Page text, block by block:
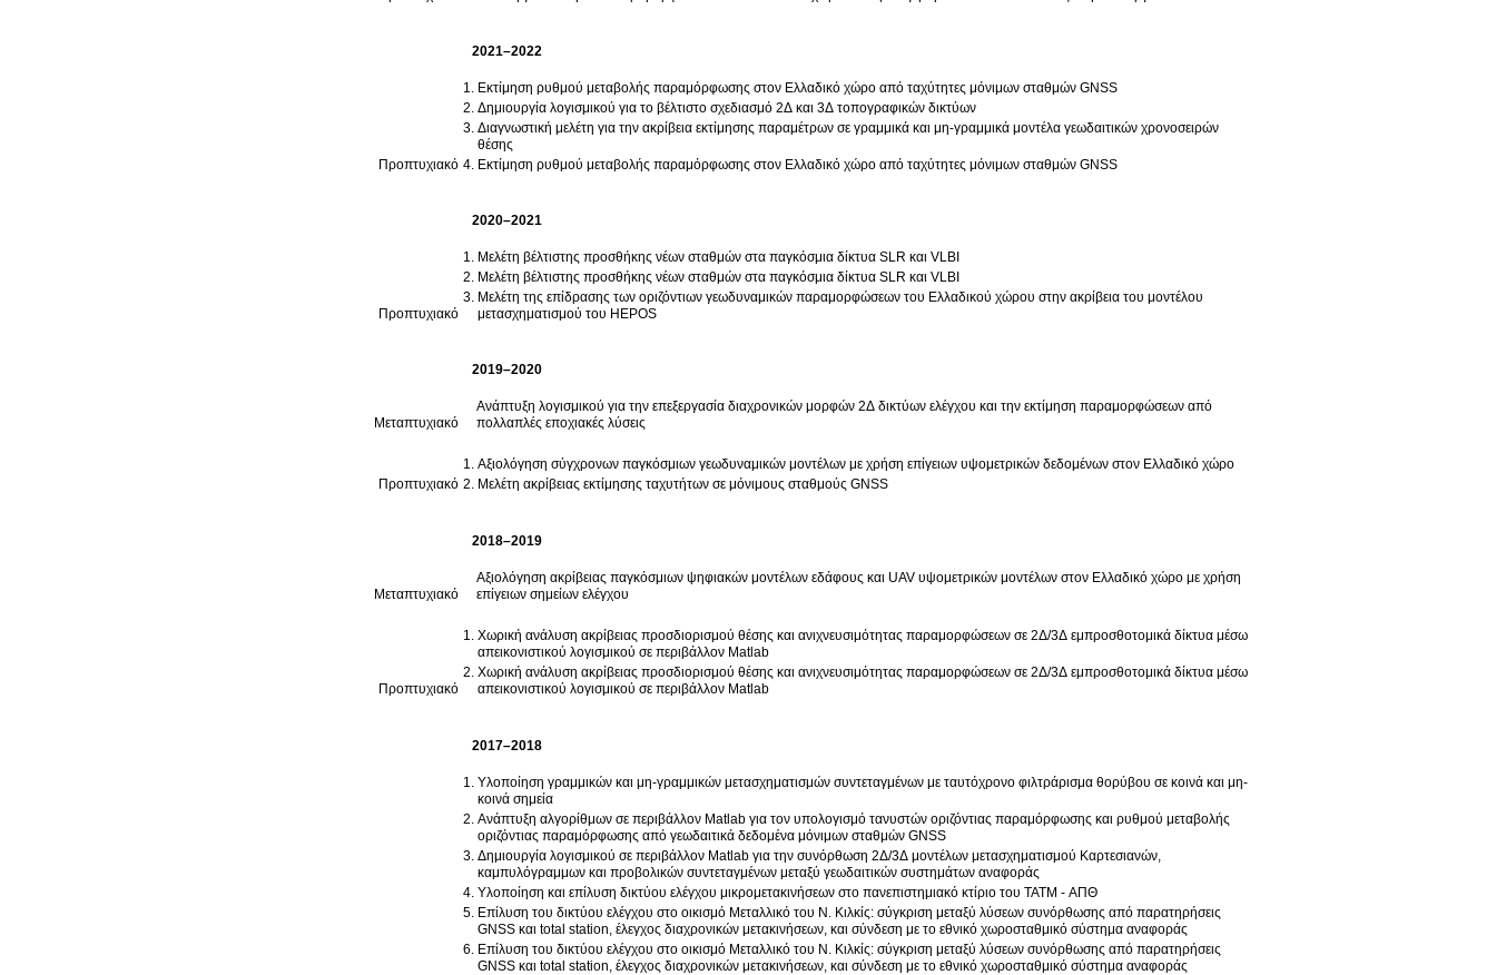
2021–2022
Προπτυχιακό
Εκτίμηση ρυθμού μεταβολής παραμόρφωσης στον Ελλαδικό χώρο από ταχύτητες μόνιμων σταθμών GNSS
Δημιουργία λογισμικού για το βέλτιστο σχεδιασμό 2Δ και 3Δ τοπογραφικών δικτύων
Διαγνωστική μελέτη για την ακρίβεια εκτίμησης παραμέτρων σε γραμμικά και μη-γραμμικά μοντέλα γεωδαιτικών χρονοσειρών
θέσης
Εκτίμηση ρυθμού μεταβολής παραμόρφωσης στον Ελλαδικό χώρο από ταχύτητες μόνιμων σταθμών GNSS
2020–2021
Προπτυχιακό
Μελέτη βέλτιστης προσθήκης νέων σταθμών στα παγκόσμια δίκτυα SLR και VLBI
Μελέτη βέλτιστης προσθήκης νέων σταθμών στα παγκόσμια δίκτυα SLR και VLBI
Μελέτη της επίδρασης των οριζόντιων γεωδυναμικών παραμορφώσεων του Ελλαδικού χώρου στην ακρίβεια του μοντέλου
μετασχηματισμού του HEPOS
2019–2020
Μεταπτυχιακό
Ανάπτυξη λογισμικού για την επεξεργασία διαχρονικών μορφών 2Δ δικτύων ελέγχου και την εκτίμηση παραμορφώσεων από
πολλαπλές εποχιακές λύσεις
Προπτυχιακό
Αξιολόγηση σύγχρονων παγκόσμιων γεωδυναμικών μοντέλων με χρήση επίγειων υψομετρικών δεδομένων στον Ελλαδικό χώρο
Μελέτη ακρίβειας εκτίμησης ταχυτήτων σε μόνιμους σταθμούς GNSS
2018–2019
Μεταπτυχιακό
Αξιολόγηση ακρίβειας παγκόσμιων ψηφιακών μοντέλων εδάφους και UAV υψομετρικών μοντέλων στον Ελλαδικό χώρο με χρήση
επίγειων σημείων ελέγχου
Προπτυχιακό
Χωρική ανάλυση ακρίβειας προσδιορισμού θέσης και ανιχνευσιμότητας παραμορφώσεων σε 2Δ/3Δ εμπροσθοτομικά δίκτυα μέσω
απεικονιστικού λογισμικού σε περιβάλλον Matlab
Χωρική ανάλυση ακρίβειας προσδιορισμού θέσης και ανιχνευσιμότητας παραμορφώσεων σε 2Δ/3Δ εμπροσθοτομικά δίκτυα μέσω
απεικονιστικού λογισμικού σε περιβάλλον Matlab
2017–2018
Υλοποίηση γραμμικών και μη-γραμμικών μετασχηματισμών συντεταγμένων με ταυτόχρονο φιλτράρισμα θορύβου σε κοινά και μη-
κοινά σημεία
Ανάπτυξη αλγορίθμων σε περιβάλλον Matlab για τον υπολογισμό τανυστών οριζόντιας παραμόρφωσης και ρυθμού μεταβολής
οριζόντιας παραμόρφωσης από γεωδαιτικά δεδομένα μόνιμων σταθμών GNSS
Δημιουργία λογισμικού σε περιβάλλον Matlab για την συνόρθωση 2Δ/3Δ μοντέλων μετασχηματισμού Καρτεσιανών,
καμπυλόγραμμων και προβολικών συντεταγμένων μεταξύ γεωδαιτικών συστημάτων αναφοράς
Υλοποίηση και επίλυση δικτύου ελέγχου μικρομετακινήσεων στο πανεπιστημιακό κτίριο του ΤΑΤΜ - ΑΠΘ
Επίλυση του δικτύου ελέγχου στο οικισμό Μεταλλικό του Ν. Κιλκίς: σύγκριση μεταξύ λύσεων συνόρθωσης από παρατηρήσεις
GNSS και total station, έλεγχος διαχρονικών μετακινήσεων, και σύνδεση με το εθνικό χωροσταθμικό σύστημα αναφοράς
Επίλυση του δικτύου ελέγχου στο οικισμό Μεταλλικό του Ν. Κιλκίς: σύγκριση μεταξύ λύσεων συνόρθωσης από παρατηρήσεις
GNSS και total station, έλεγχος διαχρονικών μετακινήσεων, και σύνδεση με το εθνικό χωροσταθμικό σύστημα αναφοράς